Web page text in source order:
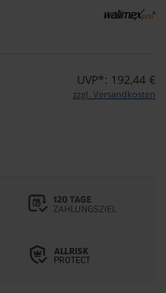
UVP*: 192,44 €
zzgl. Versandkosten